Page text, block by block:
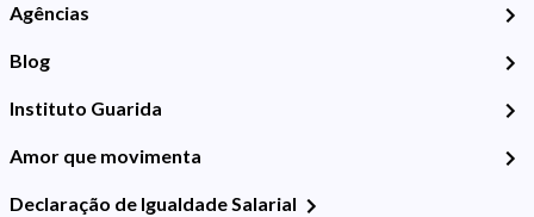
Agências
Blog
Instituto Guarida
Amor que movimenta
Declaração de Igualdade Salarial